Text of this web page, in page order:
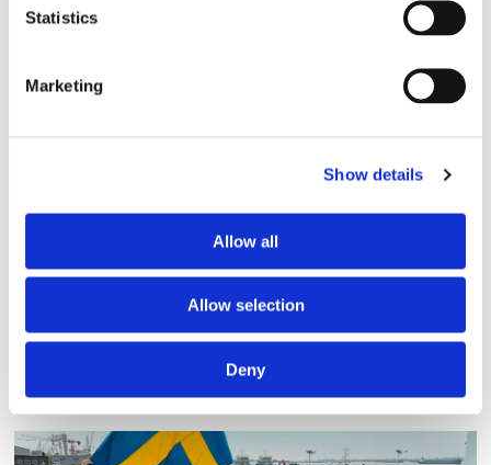
Statistics
Marketing
Show details
Allow all
Allow selection
Deny
Storaffären: Kongsberg
Maritime köper Berg
Propulsion